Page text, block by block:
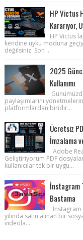
HP Victus
Kararıyor,
HP Victus
kendine uyku moduna
değilsiniz. Son ...
2025
Kullanımı
paylaşımlarını
platformlardan biridir...
Ücretsiz
İmzalama
Adobe
Geliştiriyorum PDF
kullanıcılar tek bir uygu...
İnstagram
Bastama
yılında satın alınan bir
videola...